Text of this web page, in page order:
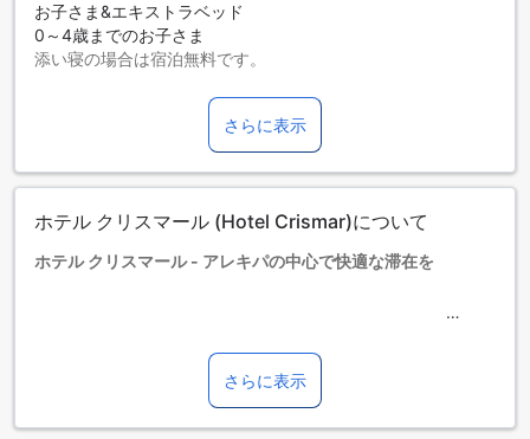
お子さま&エキストラベッド
0～4歳までのお子さま
添い寝の場合は宿泊無料です。
ます。各ルームタイプ欄の記載をお確かめください。ルーム
タイプの欄にエキストラベッド追加のオプションが提示され
ていない場合は、エキストラベッドの追加はできません。
【ご注意】6部屋以上をご予約の場合は、異なるご予約条件や
さらに表示
ホテル クリスマール (Hotel Crismar)について
ホテル クリスマール - アレキパの中心で快適な滞在を
建設され、2011年に改装された3つ星ホテルです。市内中心部
からわずか0キロメートルの距離にあり、観光やビジネスに最
適なロケーションを誇ります。アレキパの美しい街並みを散
策したり、地元の文化を体験するのに便利な立地です。
さらに表示